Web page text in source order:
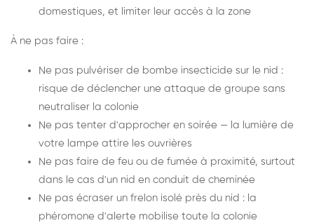
domestiques, et limiter leur accès à la zone
À ne pas faire :
Ne pas pulvériser de bombe insecticide sur le nid :
risque de déclencher une attaque de groupe sans
neutraliser la colonie
Ne pas tenter d'approcher en soirée — la lumière de
votre lampe attire les ouvrières
Ne pas faire de feu ou de fumée à proximité, surtout
dans le cas d'un nid en conduit de cheminée
Ne pas écraser un frelon isolé près du nid : la
phéromone d'alerte mobilise toute la colonie